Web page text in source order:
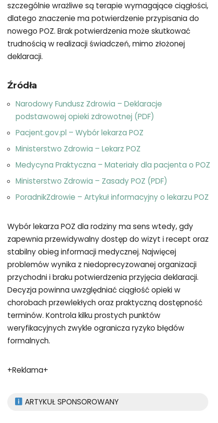
szczególnie wrażliwe są terapie wymagające ciągłości,
dlatego znaczenie ma potwierdzenie przypisania do
nowego POZ. Brak potwierdzenia może skutkować
trudnością w realizacji świadczeń, mimo złożonej
deklaracji.
Źródła
Narodowy Fundusz Zdrowia – Deklaracje
podstawowej opieki zdrowotnej (PDF)
Pacjent.gov.pl – Wybór lekarza POZ
Ministerstwo Zdrowia – Lekarz POZ
Medycyna Praktyczna – Materiały dla pacjenta o POZ
Ministerstwo Zdrowia – Zasady POZ (PDF)
PoradnikZdrowie – Artykuł informacyjny o lekarzu POZ
Wybór lekarza POZ dla rodziny ma sens wtedy, gdy
zapewnia przewidywalny dostęp do wizyt i recept oraz
stabilny obieg informacji medycznej. Najwięcej
problemów wynika z niedoprecyzowanej organizacji
przychodni i braku potwierdzenia przyjęcia deklaracji.
Decyzja powinna uwzględniać ciągłość opieki w
chorobach przewlekłych oraz praktyczną dostępność
terminów. Kontrola kilku prostych punktów
weryfikacyjnych zwykle ogranicza ryzyko błędów
formalnych.
+Reklama+
ARTYKUŁ SPONSOROWANY